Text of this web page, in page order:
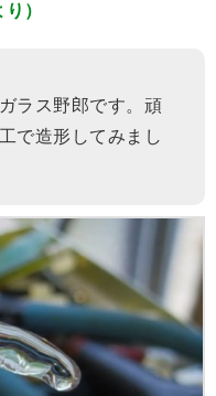
）
ラス野郎です。頑
で造形してみまし